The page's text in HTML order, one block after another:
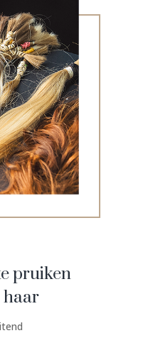
pruiken
haar